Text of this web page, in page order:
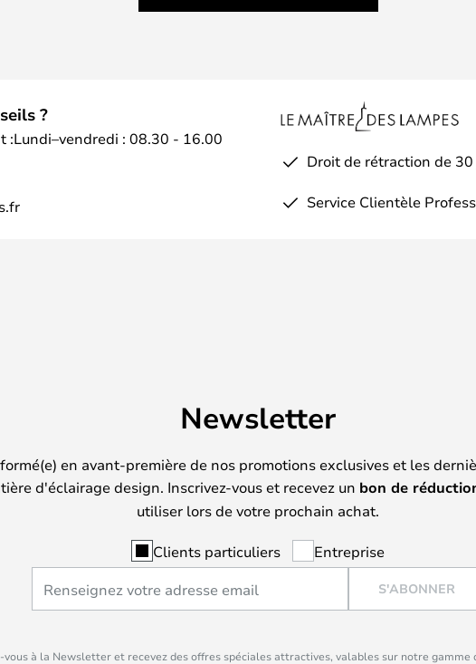
?
:Lundi–vendredi : 08.30 - 16.00
Droit de rétraction de 30
Service Clientèle
Newsletter
en avant-première de nos promotions exclusives et les
d'éclairage design. Inscrivez-vous et recevez un bon de
utiliser lors de votre prochain achat.
Clients particuliers Entreprise
S'ABONNER
vous à la Newsletter et recevez des offres spéciales attractives, valables sur notre gamme